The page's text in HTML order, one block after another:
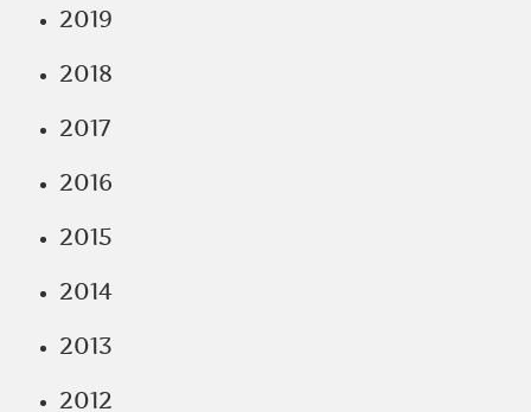
2019
2018
2017
2016
2015
2014
2013
2012